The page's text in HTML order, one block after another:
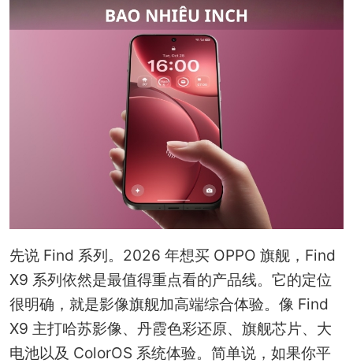
先说 Find 系列。2026 年想买 OPPO 旗舰，Find
X9 系列依然是最值得重点看的产品线。它的定位
很明确，就是影像旗舰加高端综合体验。像 Find
X9 主打哈苏影像、丹霞色彩还原、旗舰芯片、大
电池以及 ColorOS 系统体验。简单说，如果你平